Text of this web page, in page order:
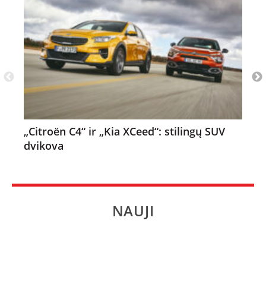
„Citroën C4“ ir „Kia XCeed“: stilingų SUV
dvikova
NAUJI